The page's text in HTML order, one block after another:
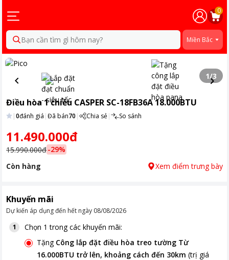
0
Bạn cần tìm gì hôm nay? Miền Bắc
1/3
Điều hòa 1 chiều CASPER SC-18FB36A 18.000BTU
|0đánh giá |Đã bán70 | Chia sẻ| So sánh
11.490.000đ
15.990.000đ-29%
Còn hàng
Xem điểm trưng bày
Khuyến mãi
Dự kiến áp dụng đến hết ngày 08/08/2026
1
Chọn 1 trong các khuyến mãi:
Tặng Công lắp đặt điều hòa treo tường Từ
16.000BTU trở lên, khoảng cách đến 30km (trị giá